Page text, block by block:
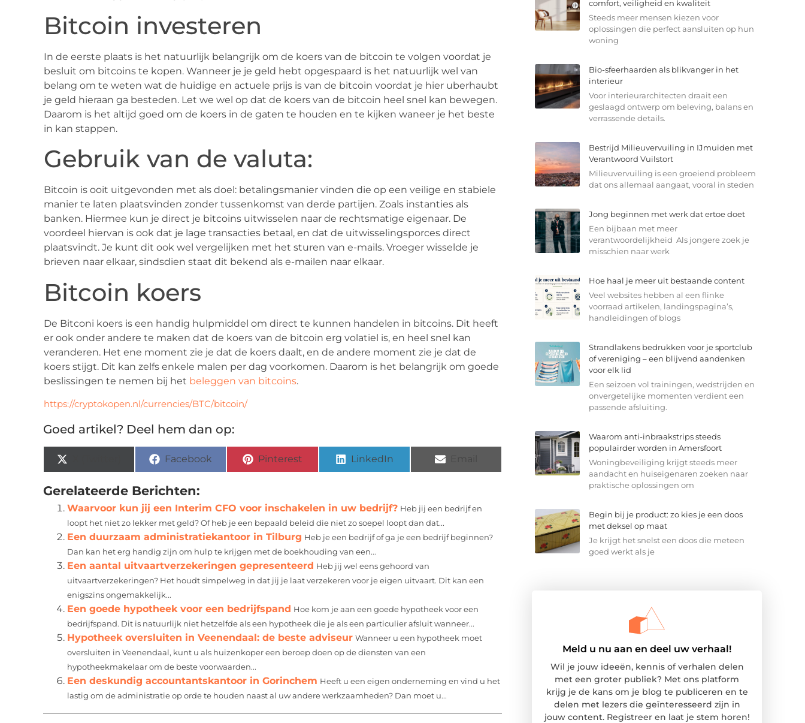
Bitcoin investeren
In de eerste plaats is het natuurlijk belangrijk om de koers van de bitcoin te volgen voordat je
besluit om bitcoins te kopen. Wanneer je je geld hebt opgespaard is het natuurlijk wel van
belang om te weten wat de huidige en actuele prijs is van de bitcoin voordat je hier uberhaubt
je geld hieraan ga besteden. Let we wel op dat de koers van de bitcoin heel snel kan bewegen.
Daarom is het altijd goed om de koers in de gaten te houden en te kijken waneer je het beste
in kan stappen.
Gebruik van de valuta:
Bitcoin is ooit uitgevonden met als doel: betalingsmanier vinden die op een veilige en stabiele
manier te laten plaatsvinden zonder tussenkomst van derde partijen. Zoals instanties als
banken. Hiermee kun je direct je bitcoins uitwisselen naar de rechtsmatige eigenaar. De
voordeel hiervan is ook dat je lage transacties betaal, en dat de uitwisselingsporces direct
plaatsvindt. Je kunt dit ook wel vergelijken met het sturen van e-mails. Vroeger wisselde je
brieven naar elkaar, sindsdien staat dit bekend als e-mailen naar elkaar.
Bitcoin koers
De Bitconi koers is een handig hulpmiddel om direct te kunnen handelen in bitcoins. Dit heeft
er ook onder andere te maken dat de koers van de bitcoin erg volatiel is, en heel snel kan
veranderen. Het ene moment zie je dat de koers daalt, en de andere moment zie je dat de
koers stijgt. Dit kan zelfs enkele malen per dag voorkomen. Daarom is het belangrijk om goede
beslissingen te nemen bij het beleggen van bitcoins.
https://cryptokopen.nl/currencies/BTC/bitcoin/
Goed artikel? Deel hem dan op:
Facebook Pinterest LinkedIn
Gerelateerde Berichten:
Waarvoor kun jij een Interim CFO voor inschakelen in uw bedrijf? Heb jij een bedrijf en
loopt het niet zo lekker met geld? Of heb je een bepaald beleid die niet zo soepel loopt dan dat...
Een duurzaam administratiekantoor in Tilburg Heb je een bedrijf of ga je een bedrijf beginnen?
Dan kan het erg handig zijn om hulp te krijgen met de boekhouding van een...
Een aantal uitvaartverzekeringen gepresenteerd Heb jij wel eens gehoord van
uitvaartverzekeringen? Het houdt simpelweg in dat jij je laat verzekeren voor je eigen uitvaart. Dit kan een
enigszins ongemakkelijk...
Een goede hypotheek voor een bedrijfspand Hoe kom je aan een goede hypotheek voor een
bedrijfspand. Dit is natuurlijk niet hetzelfde als een hypotheek die je als een particulier afsluit wanneer...
Hypotheek oversluiten in Veenendaal: de beste adviseur Wanneer u een hypotheek moet
oversluiten in Veenendaal, kunt u als huizenkoper een beroep doen op de diensten van een
hypotheekmakelaar om de beste voorwaarden...
Een deskundig accountantskantoor in Gorinchem Heeft u een eigen onderneming en vind u het
lastig om de administratie op orde te houden naast al uw andere werkzaamheden? Dan moet u...
comfort, veiligheid en kwaliteit
Steeds meer mensen kiezen voor
oplossingen die perfect aansluiten op hun
woning
Bio-sfeerhaarden als blikvanger in het
interieur
Voor interieurarchitecten draait een
geslaagd ontwerp om beleving, balans en
verrassende details.
Bestrijd Milieuvervuiling in IJmuiden met
Verantwoord Vuilstort
Milieuvervuiling is een groeiend probleem
dat ons allemaal aangaat, vooral in steden
Jong beginnen met werk dat ertoe doet
Een bijbaan met meer
verantwoordelijkheid Als jongere zoek je
misschien naar werk
Hoe haal je meer uit bestaande content
Veel websites hebben al een flinke
voorraad artikelen, landingspagina’s,
handleidingen of blogs
Strandlakens bedrukken voor je sportclub
of vereniging – een blijvend aandenken
voor elk lid
Een seizoen vol trainingen, wedstrijden en
onvergetelijke momenten verdient een
passende afsluiting.
Waarom anti-inbraakstrips steeds
populairder worden in Amersfoort
Woningbeveiliging krijgt steeds meer
aandacht en huiseigenaren zoeken naar
praktische oplossingen om
Begin bij je product: zo kies je een doos
met deksel op maat
Je krijgt het snelst een doos die meteen
goed werkt als je
Meld u nu aan en deel uw verhaal!
Wil je jouw ideeën, kennis of verhalen delen
met een groter publiek? Met ons platform
krijg je de kans om je blog te publiceren en te
delen met lezers die geïnteresseerd zijn in
jouw content. Registreer en laat je stem horen!